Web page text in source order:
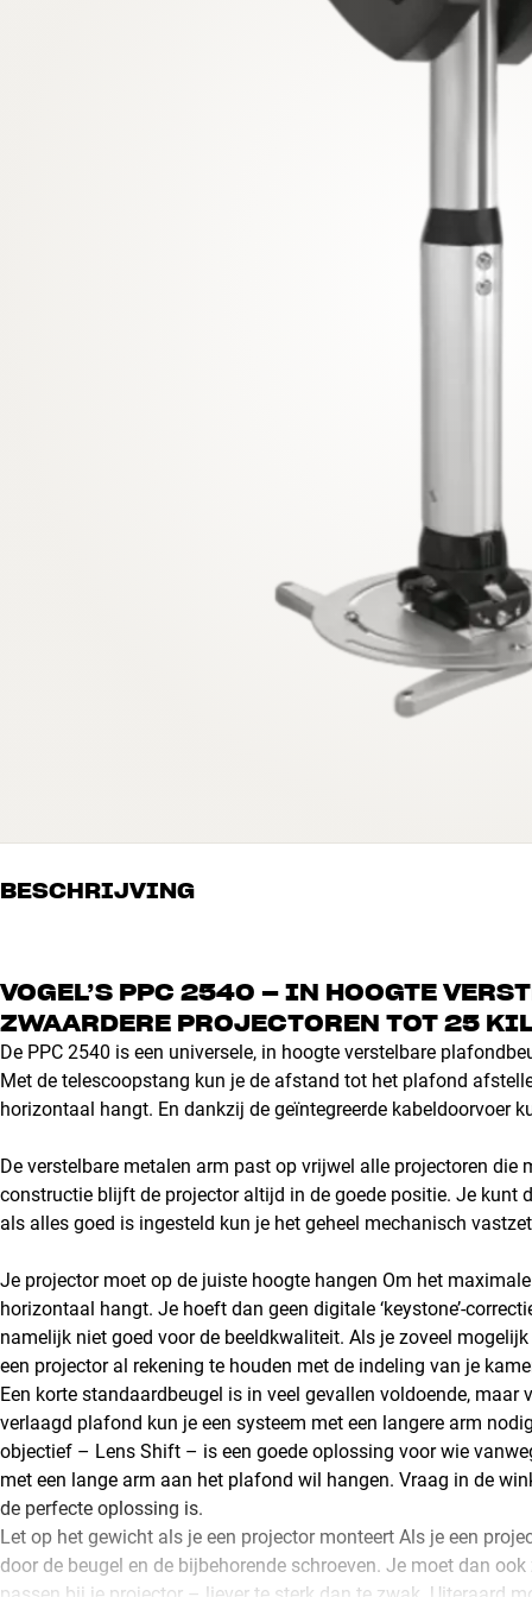
BESCHRIJVING
VOGEL’S PPC 2540 – IN HOOGTE
ZWAARDERE PROJECTOREN TOT 25
De PPC 2540 is een universele, in hoogte verstelbare
Met de telescoopstang kun je de afstand tot het plafond
horizontaal hangt. En dankzij de geïntegreerde kabeldoorvoer
De verstelbare metalen arm past op vrijwel alle projectoren die
constructie blijft de projector altijd in de goede positie. Je kunt
als alles goed is ingesteld kun je het geheel mechanisch
Je projector moet op de juiste hoogte hangen Om het
horizontaal hangt. Je hoeft dan geen digitale ‘keystone’-
namelijk niet goed voor de beeldkwaliteit. Als je zoveel
een projector al rekening te houden met de indeling van je
Een korte standaardbeugel is in veel gevallen voldoende, maar
verlaagd plafond kun je een systeem met een langere arm
objectief – Lens Shift – is een goede oplossing voor wie
met een lange arm aan het plafond wil hangen. Vraag in de
de perfecte oplossing is.
Let op het gewicht als je een projector monteert Als je een
door de beugel en de bijbehorende schroeven. Je moet dan